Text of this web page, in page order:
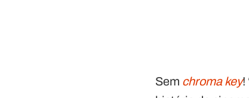
Sem chroma key!